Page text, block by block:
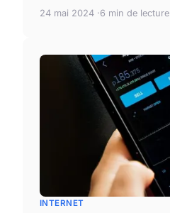
24 mai 2024 6 min de lecture
INTERNET